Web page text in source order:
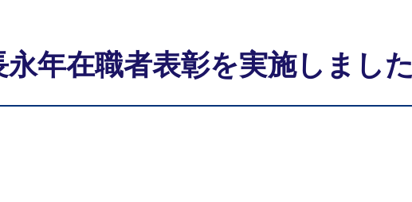
年在職者表彰を実施しました